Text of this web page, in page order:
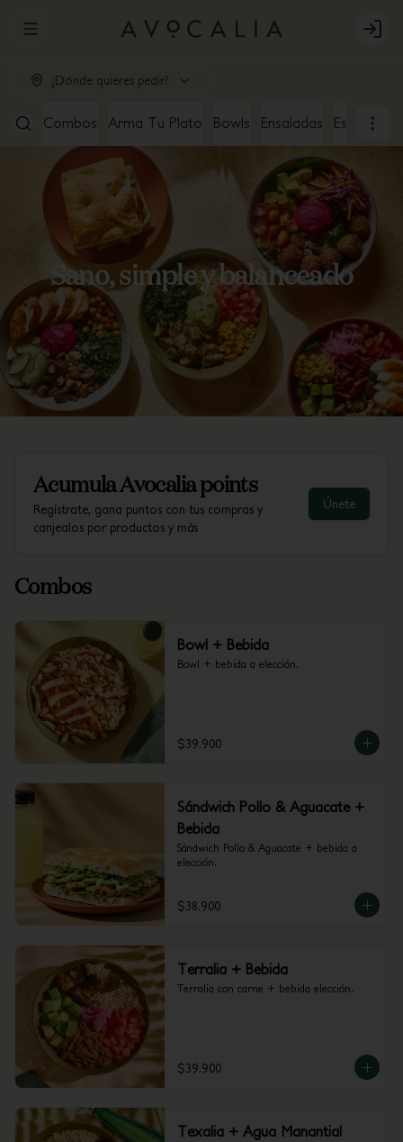
Abrir menu de navegación Login
¿Dónde quieres pedir?
Combos Arma Tu Plato Bowls Ensaladas Especiales
Sano, simple y balanceado
AcumulaAvocalia points
Regístrate, gana puntos con tus compras y
canjealos por productos y más
Únete
Combos
Bowl + Bebida
Bowl + bebida a elección.
$39.900
Sándwich Pollo & Aguacate +
Bebida
Sándwich Pollo & Aguacate + bebida a
elección.
$38.900
Terralia + Bebida
Terralia con carne + bebida elección.
$39.900
Texalia + Agua Manantial